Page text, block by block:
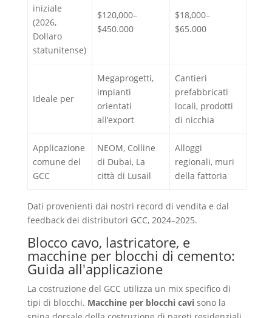
iniziale
(2026,
Dollaro
statunitense)
$120,000–
$450.000
$18,000–
$65.000
Ideale per
Megaprogetti,
impianti
orientati
all’export
Cantieri
prefabbricati
locali, prodotti
di nicchia
Applicazione
comune del
GCC
NEOM, Colline
di Dubai, La
città di Lusail
Alloggi
regionali, muri
della fattoria
Dati provenienti dai nostri record di vendita e dal
feedback dei distributori GCC, 2024–2025.
Blocco cavo, lastricatore, e
macchine per blocchi di cemento:
Guida all'applicazione
La costruzione del GCC utilizza un mix specifico di
tipi di blocchi. Macchine per blocchi cavi sono la